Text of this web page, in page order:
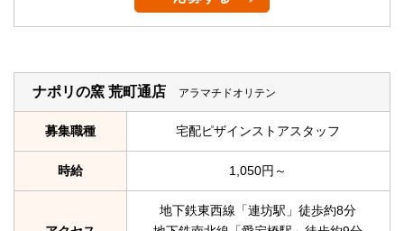
ナポリの窯 荒町通店 アラマチドオリテン
募集職種 宅配ピザインストアスタッフ
時給 1,050円～
地下鉄東西線「連坊駅」徒歩約8分